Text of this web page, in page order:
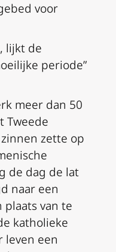
voor
lijkt de
periode”
meer dan 50
Tweede
zette op
de dag de lat
naar een
van te
katholieke
leven een